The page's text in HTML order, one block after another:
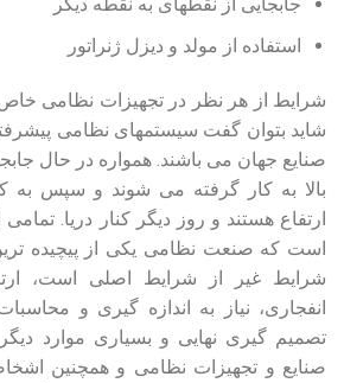
استفاده از مولد و دیزل ژنراتور
شرایط از هر نظر در تجهیزات نظامی
شاید بتوان گفت سیستمهای نظامی
صنایع جهان می ‏باشند. همواره در حال
بالا به کار گرفته می ‏شوند و سپس به
ارتفاع هستند و روز دیگر کنار دریا.
است که صنعت نظامی یکی از پیچیده ترین
شرایط غیر از شرایط اصلی است،
انفجاری، نیاز به اندازه گیری و
تصمیم گیری نهایی و بسیاری موارد
صنایع و تجهیزات نظامی و همچنین